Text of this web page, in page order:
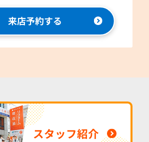
来店予約する
スタッフ紹介